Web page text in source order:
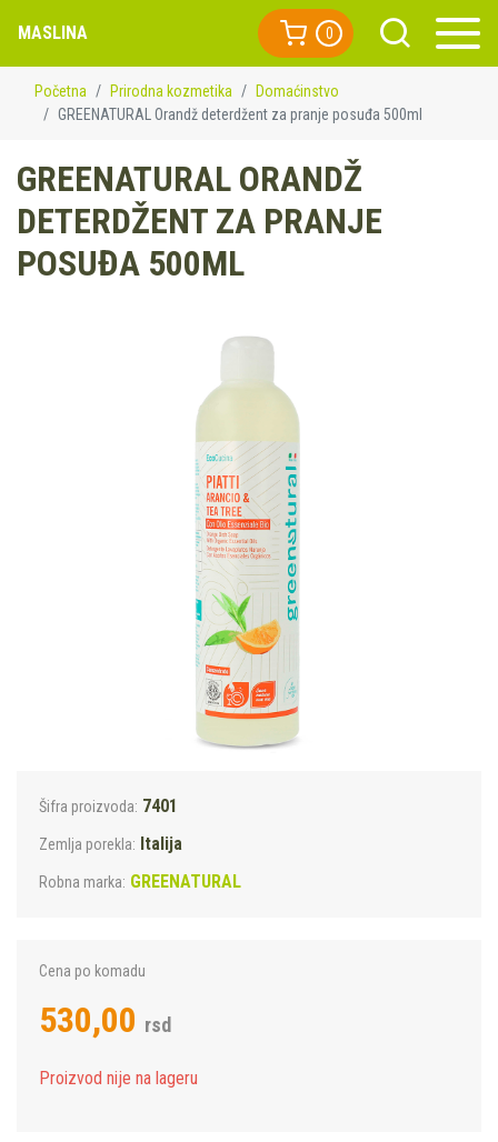
MASLINA 0
Početna Prirodna kozmetika
Domaćinstvo
GREENATURAL Orandž deterdžent za pranje posuđa 500ml
GREENATURAL ORANDŽ
DETERDŽENT ZA PRANJE
POSUĐA 500ML
Šifra proizvoda: 7401
Zemlja porekla: Italija
Robna marka: GREENATURAL
Cena po komadu
530,00 rsd
Proizvod nije na lageru